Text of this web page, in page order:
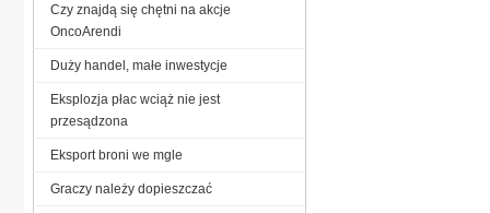
Czy znajdą się chętni na akcje
OncoArendi
Duży handel, małe inwestycje
Eksplozja płac wciąż nie jest
przesądzona
Eksport broni we mgle
Graczy należy dopieszczać